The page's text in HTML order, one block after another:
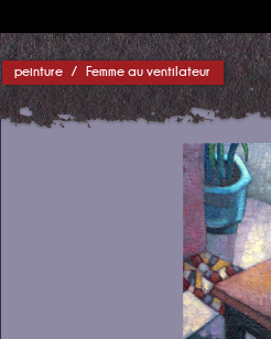
peinture / Femme au ventilateur